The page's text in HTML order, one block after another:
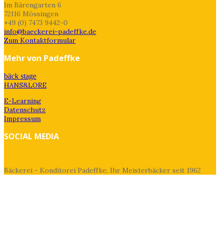
Im Bärengarten 6
72116 Mössingen
+49 (0) 7473 9442-0
info@baeckerei-padeffke.de
Zum Kontaktformular
Mehr von Padeffke
bäck stage
HANS&LORE
E-Learning
Datenschutz
Impressum
SOCIAL MEDIA
Bäckerei - Konditorei Padeffke, Ihr Meisterbäcker seit 1962